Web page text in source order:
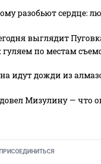
разобьют сердце:
выглядит
по местам
идут дожди из
Мизулину — что
ПРИСОЕДИНИТЬСЯ